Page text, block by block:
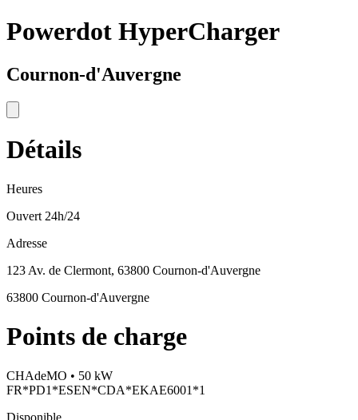
Powerdot HyperCharger
Cournon-d'Auvergne
Détails
Heures
Ouvert 24h/24
Adresse
123 Av. de Clermont, 63800 Cournon-d'Auvergne
63800 Cournon-d'Auvergne
Points de charge
CHAdeMO • 50 kW
FR*PD1*ESEN*CDA*EKAE6001*1
Disponible